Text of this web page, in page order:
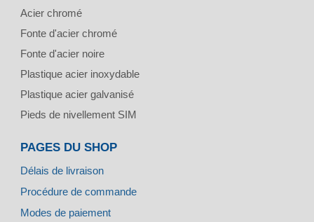
Acier chromé
Fonte d'acier chromé
Fonte d'acier noire
Plastique acier inoxydable
Plastique acier galvanisé
Pieds de nivellement SIM
PAGES DU SHOP
Délais de livraison
Procédure de commande
Modes de paiement